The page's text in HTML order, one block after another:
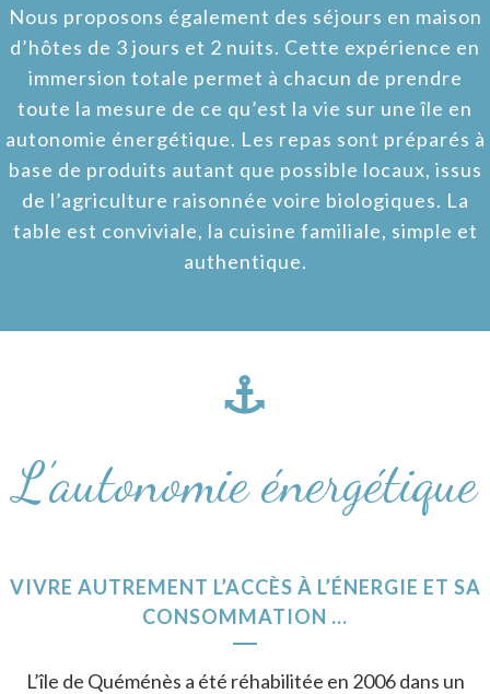
Nous proposons également des séjours en maison
d’hôtes de 3 jours et 2 nuits. Cette expérience en
immersion totale permet à chacun de prendre
toute la mesure de ce qu’est la vie sur une île en
autonomie énergétique. Les repas sont préparés à
base de produits autant que possible locaux, issus
de l’agriculture raisonnée voire biologiques. La
table est conviviale, la cuisine familiale, simple et
authentique.
L’autonomie énergétique
VIVRE AUTREMENT L’ACCÈS À L’ÉNERGIE ET SA
CONSOMMATION …
L’île de Quéménès a été réhabilitée en 2006 dans un